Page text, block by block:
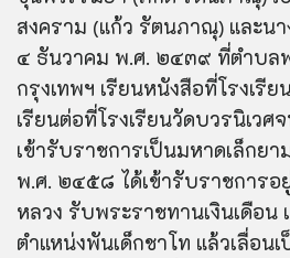
สงคราม (แก้ว รัตนภาณุ) และนา
๔ ธันวาคม พ.ศ. ๒๔๓๙ ที่ตำบล
กรุงเทพฯ เรียนหนังสือที่โรงเรี
เรียนต่อที่โรงเรียนวัดบวรนิเว
เข้ารับราชการเป็นมหาดเล็กย
พ.ศ. ๒๔๕๘ ได้เข้ารับราชการอ
หลวง รับพระราชทานเงินเดือน
ตำแหน่งพันเด็กชาโท แล้วเลื่อน